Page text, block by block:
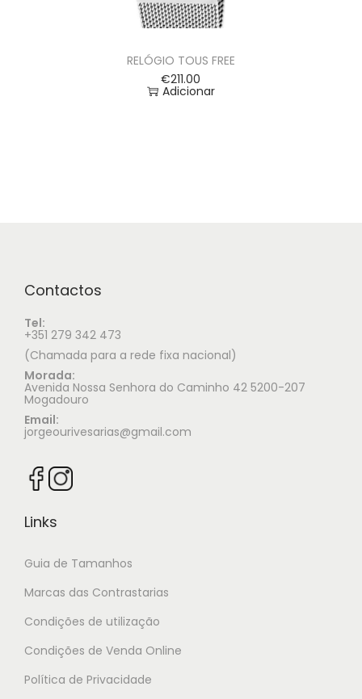
RELÓGIO TOUS FREE
€211.00
Adicionar
Contactos
Tel:
+351 279 342 473
(Chamada para a rede fixa nacional)
Morada:
Avenida Nossa Senhora do Caminho 42 5200-207
Mogadouro
Email:
jorgeourivesarias@gmail.com
Links
Guia de Tamanhos
Marcas das Contrastarias
Condições de utilização
Condições de Venda Online
Política de Privacidade